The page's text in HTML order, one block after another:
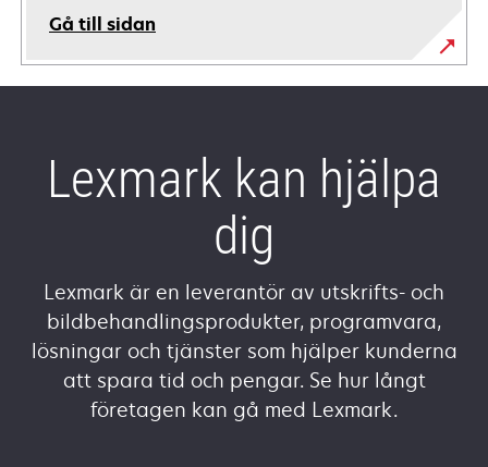
Gå till sidan
Lexmark kan hjälpa
dig
Lexmark är en leverantör av utskrifts- och
bildbehandlingsprodukter, programvara,
lösningar och tjänster som hjälper kunderna
att spara tid och pengar. Se hur långt
företagen kan gå med Lexmark.